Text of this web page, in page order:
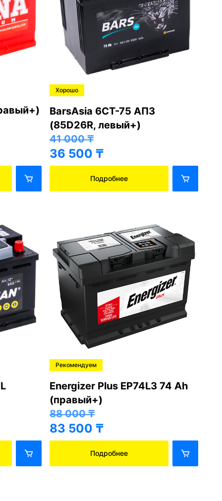
Хорошо
BarsAsia 6СТ-75 АПЗ
(85D26R, левый+)
41 000₸
36 500 ₸
Подробнее
Рекомендуем
Energizer Plus EP74L3 74 Ah
(правый+)
88 000₸
83 500 ₸
Подробнее